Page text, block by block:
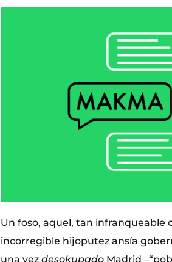
Un foso, aquel, tan infranqueable
incorregible hijoputez ansía
una vez desokupado Madrid